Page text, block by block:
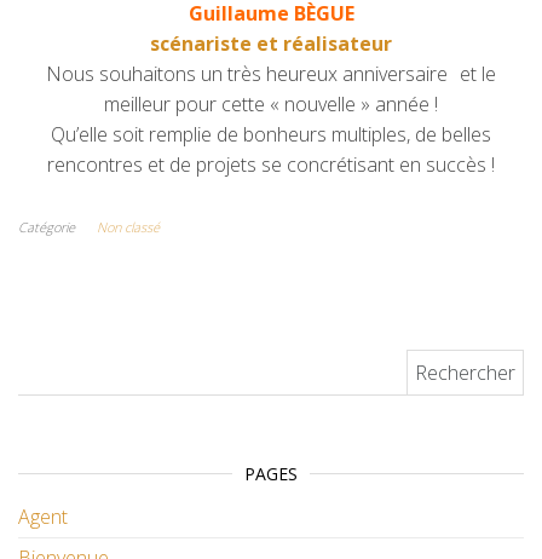
Guillaume BÈGUE
scénariste et réalisateur
Nous souhaitons un très heureux anniversaire et le
meilleur pour cette « nouvelle » année !
Qu’elle soit remplie de bonheurs multiples, de belles
rencontres et de projets se concrétisant en succès !
Catégorie Non classé
PAGES
Agent